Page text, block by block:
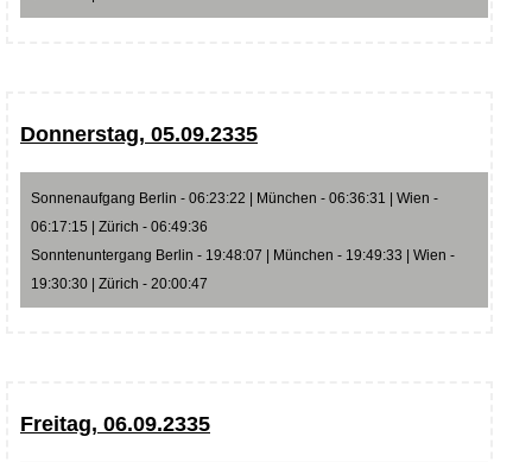
Donnerstag, 05.09.2335
Sonnenaufgang Berlin - 06:23:22 | München - 06:36:31 | Wien -
06:17:15 | Zürich - 06:49:36
Sonntenuntergang Berlin - 19:48:07 | München - 19:49:33 | Wien -
19:30:30 | Zürich - 20:00:47
Freitag, 06.09.2335